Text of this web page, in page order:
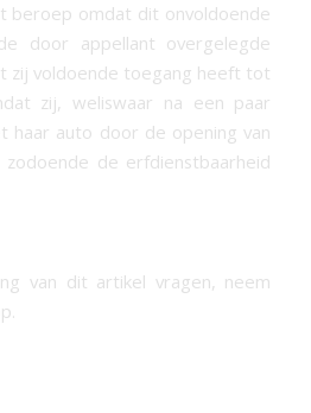
beroep omdat dit onvoldoende
door appellant overgelegde
zij voldoende toegang heeft tot
zij, weliswaar na een paar
haar auto door de opening van
de erfdienstbaarheid
van dit artikel vragen, neem